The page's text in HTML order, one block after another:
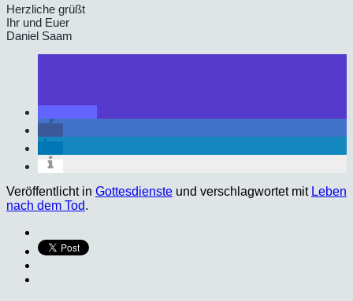
Herzliche grüßt
Ihr und Euer
Daniel Saam
Veröffentlicht in Gottesdienste und verschlagwortet mit Leben
nach dem Tod.